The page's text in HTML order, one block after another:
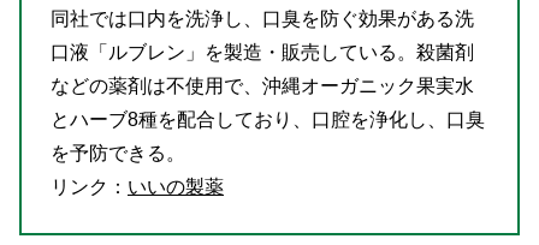
同社では口内を洗浄し、口臭を防ぐ効果がある洗
口液「ルブレン」を製造・販売している。殺菌剤
などの薬剤は不使用で、沖縄オーガニック果実水
とハーブ8種を配合しており、口腔を浄化し、口臭
を予防できる。
リンク： いいの製薬